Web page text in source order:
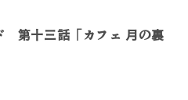
第十三話「カフェ 月の裏